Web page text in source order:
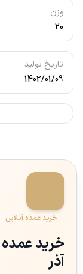
وزن
20
تاریخ تولید
1402/01/09
خرید عمده آنلاین
خرید عمده
آذر